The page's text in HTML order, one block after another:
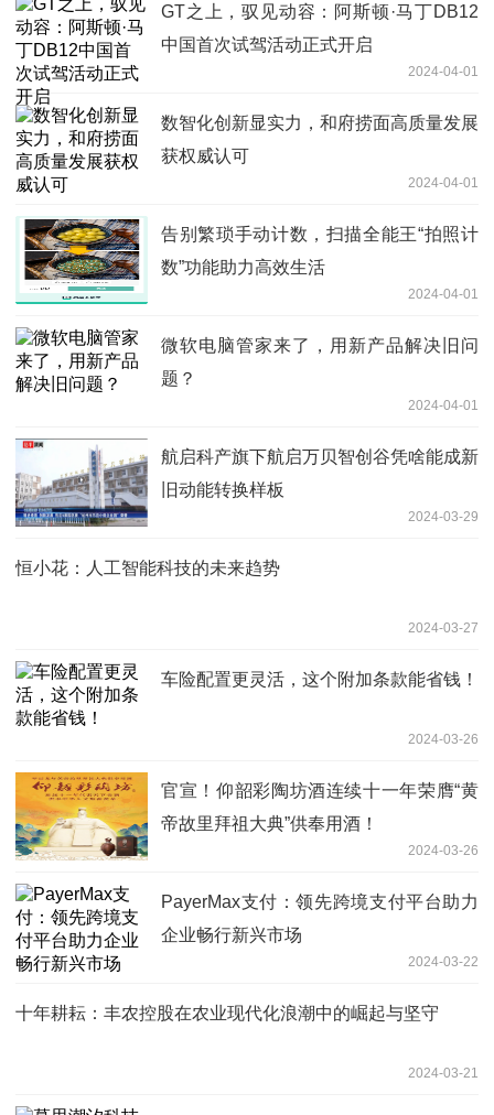
GT之上，驭见动容：阿斯顿·马丁DB12
中国首次试驾活动正式开启
2024-04-01
数智化创新显实力，和府捞面高质量发展
获权威认可
2024-04-01
告别繁琐手动计数，扫描全能王“拍照计
数”功能助力高效生活
2024-04-01
微软电脑管家来了，用新产品解决旧问
题？
2024-04-01
航启科产旗下航启万贝智创谷凭啥能成新
旧动能转换样板
2024-03-29
恒小花：人工智能科技的未来趋势
2024-03-27
车险配置更灵活，这个附加条款能省钱！
2024-03-26
官宣！仰韶彩陶坊酒连续十一年荣膺“黄
帝故里拜祖大典”供奉用酒！
2024-03-26
PayerMax支付：领先跨境支付平台助力
企业畅行新兴市场
2024-03-22
十年耕耘：丰农控股在农业现代化浪潮中的崛起与坚守
2024-03-21